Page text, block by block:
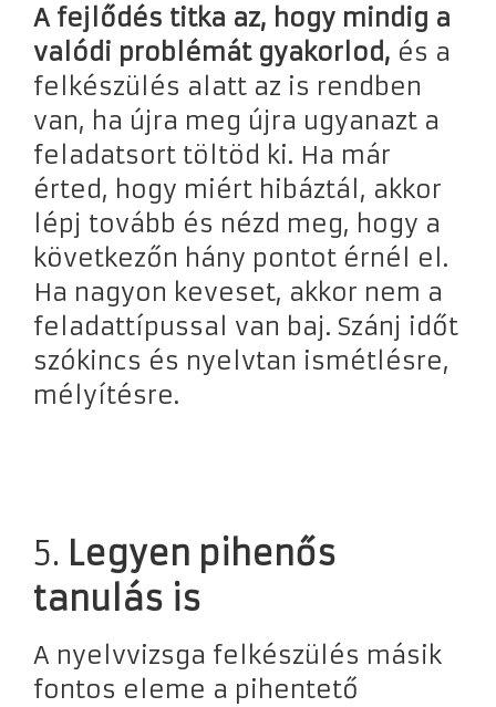
A fejlődés titka az, hogy mindig a
valódi problémát gyakorlod, és a
felkészülés alatt az is rendben
van, ha újra meg újra ugyanazt a
feladatsort töltöd ki. Ha már
érted, hogy miért hibáztál, akkor
lépj tovább és nézd meg, hogy a
következőn hány pontot érnél el.
Ha nagyon keveset, akkor nem a
feladattípussal van baj. Szánj időt
szókincs és nyelvtan ismétlésre,
mélyítésre.
5. Legyen pihenős
tanulás is
A nyelvvizsga felkészülés másik
fontos eleme a pihentető